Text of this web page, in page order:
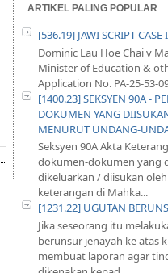
ARTIKEL PALING POPULAR
[536.19] JAWI SCRIPT
Dominic Lau Hoe Chai v
Minister of Education &
Application No. PA-25-53-
[1400.23] SEKSYEN 90A -
DOKUMEN YANG
MENURUT UNDANG-
Seksyen 90A Akta
dokumen-dokumen yang
dikeluarkan / diisukan
keterangan di Mahka...
[1231.22] UGUTAN
Jika seseorang itu
berunsur jenayah ke atas
membuat laporan agar